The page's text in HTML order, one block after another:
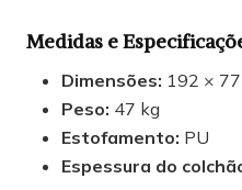
Medidas e
Dimensões: 192 ×
Peso: 47 kg
Estofamento: PU
Espessura do